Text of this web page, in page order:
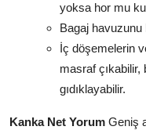
yoksa hor mu
Bagaj havuzunu
İç döşemelerin
masraf çıkabilir,
gıdıklayabilir.
Kanka Net Yorum Geniş